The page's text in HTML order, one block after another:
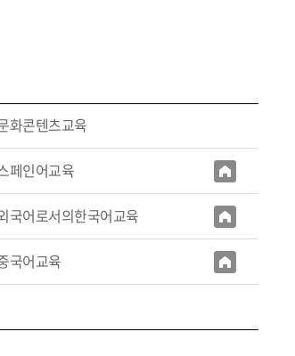
화콘텐츠교육
페인어교육
국어로서의한국어교육
국어교육